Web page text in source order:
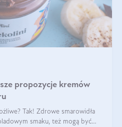
propozycje kremów
Tak! Zdrowe smarowidła
smaku, też mogą być